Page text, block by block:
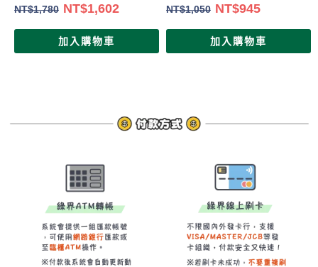
NT$1,780 NT$1,602
加入購物車
NT$1,050 NT$945
加入購物車